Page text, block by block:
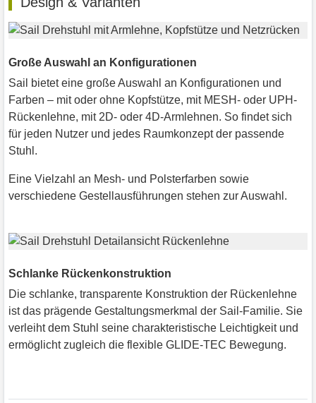
Große Auswahl an Konfigurationen
Sail bietet eine große Auswahl an Konfigurationen und
Farben – mit oder ohne Kopfstütze, mit MESH- oder UPH-
Rückenlehne, mit 2D- oder 4D-Armlehnen. So findet sich
für jeden Nutzer und jedes Raumkonzept der passende
Stuhl.
Eine Vielzahl an Mesh- und Polsterfarben sowie
verschiedene Gestellausführungen stehen zur Auswahl.
Schlanke Rückenkonstruktion
Die schlanke, transparente Konstruktion der Rückenlehne
ist das prägende Gestaltungsmerkmal der Sail-Familie. Sie
verleiht dem Stuhl seine charakteristische Leichtigkeit und
ermöglicht zugleich die flexible GLIDE-TEC Bewegung.